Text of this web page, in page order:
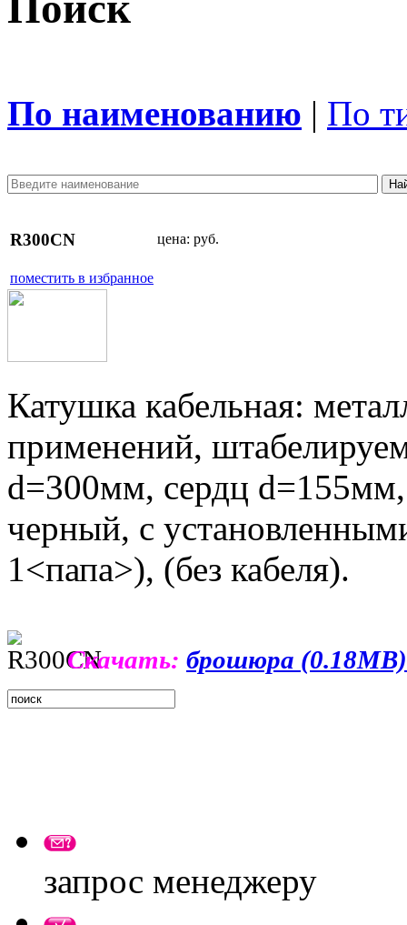
По наименованию | По
R300CN цена: руб.
поместить в избранное
Катушка кабельная:
применений,
d=300мм, сердц
черный, с
1<папа>), (без кабеля).
Скачать: брошюра (0.18MB)
запрос менеджеру